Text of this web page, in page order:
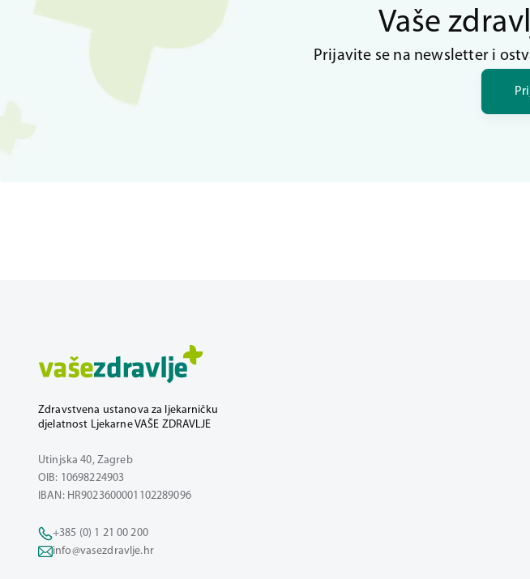
Vaše
Prijavite se na newsletter i
Zdravstvena ustanova za ljekarničku
djelatnost Ljekarne VAŠE ZDRAVLJE
Utinjska 40, Zagreb
OIB: 10698224903
IBAN: HR9023600001102289096
+385 (0) 1 21 00 200
info@vasezdravlje.hr